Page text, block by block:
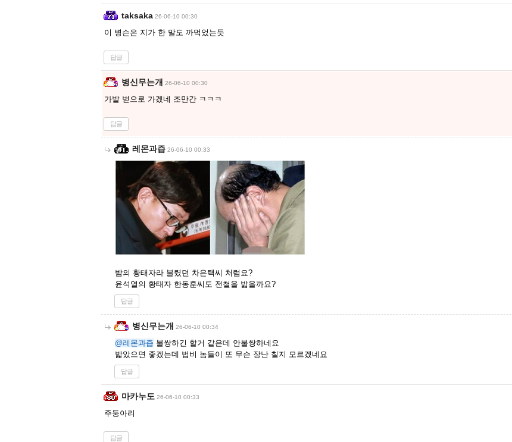
taksaka 26-06-10 00:30
이 병슨은 지가 한 말도 까먹었는듯
답글
병신무는개 26-06-10 00:30
가발 벋으로 가겠네 조만간 ㅋㅋㅋ
답글
레몬과즙 26-06-10 00:33
밤의 황태자라 불렸던 차은택씨 처럼요?
윤석열의 황태자 한동훈씨도 전철을 밟을까요?
답글
병신무는개 26-06-10 00:34
@레몬과즙 불쌍하긴 할거 같은데 안불쌍하네요
밟았으면 좋겠는데 법비 놈들이 또 무슨 장난 칠지 모르겠네요
답글
마카누도 26-06-10 00:33
주둥아리
답글